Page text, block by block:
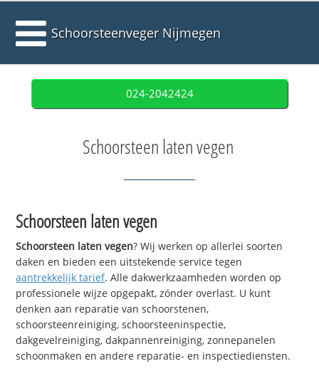
Schoorsteenveger Nijmegen
024-2042424
Schoorsteen laten vegen
Schoorsteen laten vegen
Schoorsteen laten vegen? Wij werken op allerlei soorten
daken en bieden een uitstekende service tegen
aantrekkelijk tarief. Alle dakwerkzaamheden worden op
professionele wijze opgepakt, zónder overlast. U kunt
denken aan reparatie van schoorstenen,
schoorsteenreiniging, schoorsteeninspectie,
dakgevelreiniging, dakpannenreiniging, zonnepanelen
schoonmaken en andere reparatie- en inspectiediensten.